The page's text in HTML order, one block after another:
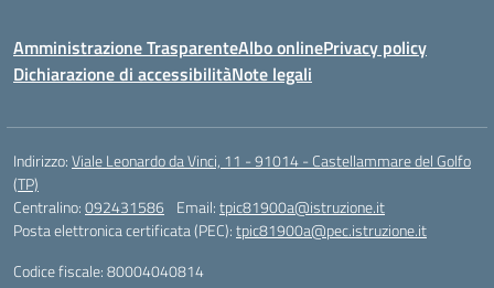
Amministrazione TrasparenteAlbo onlinePrivacy policy
Dichiarazione di accessibilitàNote legali
Indirizzo:Viale Leonardo da Vinci, 11 - 91014 - Castellammare del Golfo
(TP)
Centralino:092431586 Email:tpic81900a@istruzione.it
Posta elettronica certificata (PEC):tpic81900a@pec.istruzione.it
Codice fiscale: 80004040814